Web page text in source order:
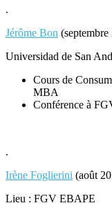
.
Jérôme Bon (septembre
Universidad de San
Cours de
MBA
Conférence à
.
Irène Foglierini (août
Lieu : FGV EBAPE